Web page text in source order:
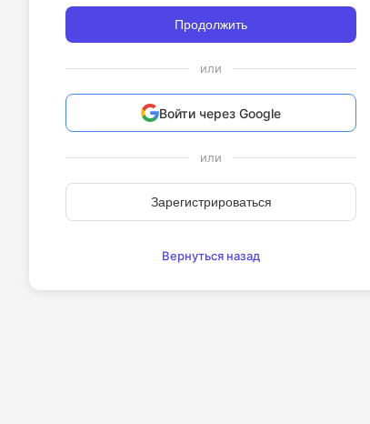
Продолжить
или
Войти через Google
или
Зарегистрироваться
Вернуться назад